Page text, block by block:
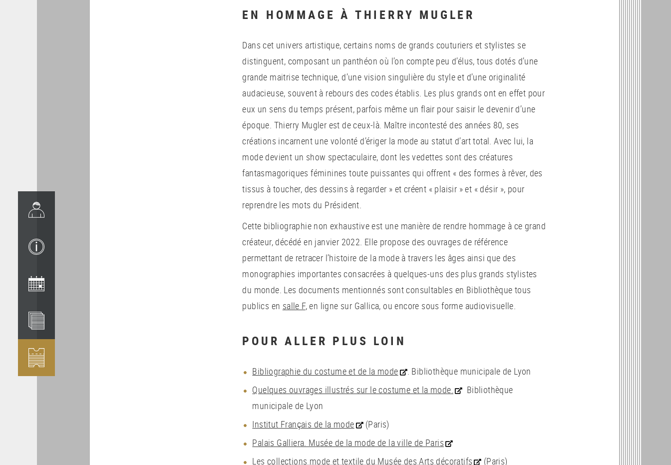
EN HOMMAGE À THIERRY MUGLER
Dans cet univers artistique, certains noms de grands couturiers et stylistes se
distinguent, composant un panthéon où l’on compte peu d’élus, tous dotés d’une
grande maitrise technique, d’une vision singulière du style et d’une originalité
audacieuse, souvent à rebours des codes établis. Les plus grands ont en effet pour
eux un sens du temps présent, parfois même un flair pour saisir le devenir d’une
époque. Thierry Mugler est de ceux-là. Maître incontesté des années 80, ses
créations incarnent une volonté d’ériger la mode au statut d’art total. Avec lui, la
mode devient un show spectaculaire, dont les vedettes sont des créatures
fantasmagoriques féminines toute puissantes qui offrent « des formes à rêver, des
tissus à toucher, des dessins à regarder » et créent « plaisir » et « désir », pour
reprendre les mots du Président.
Cette bibliographie non exhaustive est une manière de rendre hommage à ce grand
créateur, décédé en janvier 2022. Elle propose des ouvrages de référence
permettant de retracer l’histoire de la mode à travers les âges ainsi que des
monographies importantes consacrées à quelques-uns des plus grands stylistes
du monde. Les documents mentionnés sont consultables en Bibliothèque tous
publics en salle F, en ligne sur Gallica, ou encore sous forme audiovisuelle.
POUR ALLER PLUS LOIN
Bibliographie du costume et de la mode
. Bibliothèque municipale de Lyon
Quelques ouvrages illustrés sur le costume et la mode.
Bibliothèque
municipale de Lyon
Institut Français de la mode
(Paris)
Palais Galliera. Musée de la mode de la ville de Paris
Lescollections mode et textile du Musée des Arts décoratifs (Paris)